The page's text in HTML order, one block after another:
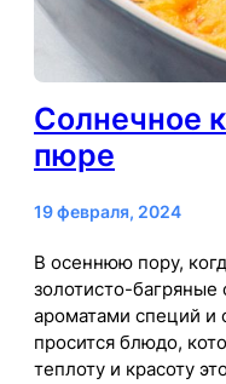
Солнечное
пюре
19 февраля, 2024
В осеннюю пору,
золотисто-багряные
ароматами специй и
просится блюдо,
теплоту и красоту